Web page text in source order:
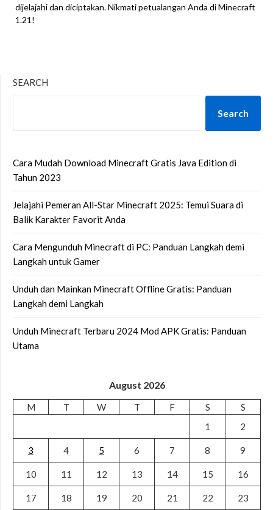
dijelajahi dan diciptakan. Nikmati petualangan Anda di Minecraft
1.21!
SEARCH
Search
Cara Mudah Download Minecraft Gratis Java Edition di
Tahun 2023
Jelajahi Pemeran All-Star Minecraft 2025: Temui Suara di
Balik Karakter Favorit Anda
Cara Mengunduh Minecraft di PC: Panduan Langkah demi
Langkah untuk Gamer
Unduh dan Mainkan Minecraft Offline Gratis: Panduan
Langkah demi Langkah
Unduh Minecraft Terbaru 2024 Mod APK Gratis: Panduan
Utama
August 2026
M T W T F S
S
1
2
3 4 5 6 7 8 9
10 11 12 13 14 15 16
17 18 19 20 21 22 23